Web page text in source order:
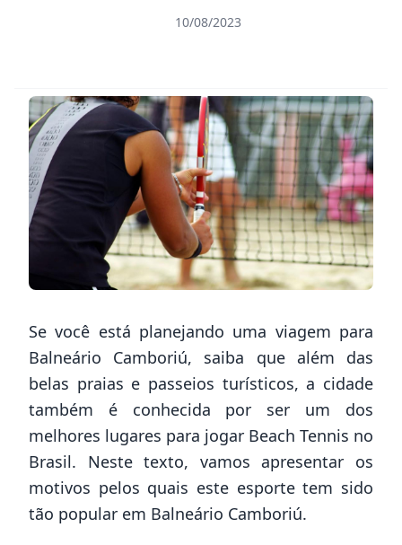
10/08/2023
Se você está planejando uma viagem para
Balneário Camboriú, saiba que além das
belas praias e passeios turísticos, a cidade
também é conhecida por ser um dos
melhores lugares para jogar Beach Tennis no
Brasil. Neste texto, vamos apresentar os
motivos pelos quais este esporte tem sido
tão popular em Balneário Camboriú.